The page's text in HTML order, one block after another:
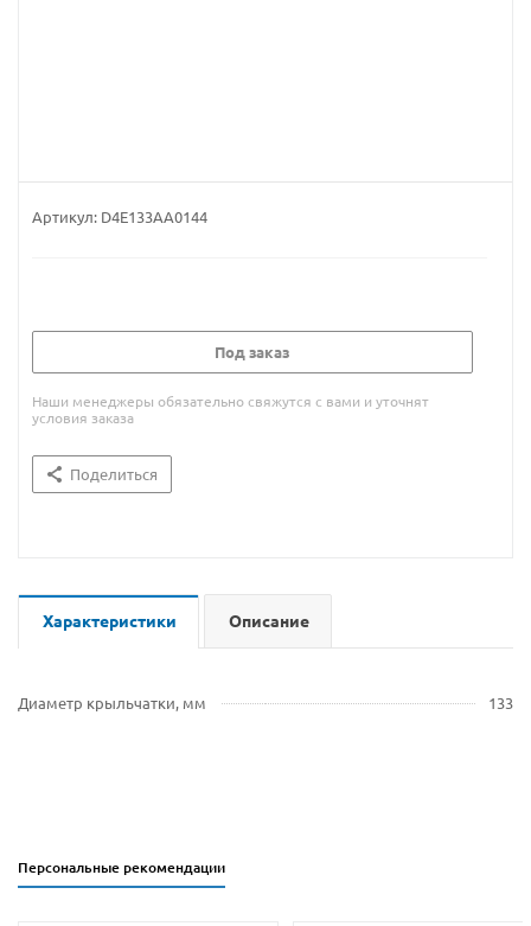
Артикул: D4E133AA0144
Под заказ
Наши менеджеры обязательно свяжутся с вами и уточнят
условия заказа
Поделиться
Характеристики Описание
Диаметр крыльчатки, мм 133
Персональные рекомендации